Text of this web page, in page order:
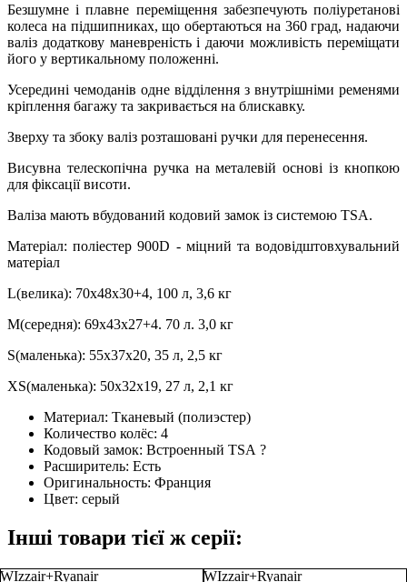
Безшумне і плавне переміщення забезпечують поліуретанові
колеса на підшипниках, що обертаються на 360 град, надаючи
валіз додаткову маневреність і даючи можливість переміщати
його у вертикальному положенні.
Усередині чемоданів одне відділення з внутрішніми ременями
кріплення багажу та закривається на блискавку.
Зверху та збоку валіз розташовані ручки для перенесення.
Висувна телескопічна ручка на металевій основі із кнопкою
для фіксації висоти.
Валіза мають вбудований кодовий замок із системою TSA.
Матеріал: поліестер 900D - міцний та водовідштовхувальний
матеріал
L(велика): 70х48х30+4, 100 л, 3,6 кг
M(середня): 69х43х27+4. 70 л. 3,0 кг
S(маленька): 55х37х20, 35 л, 2,5 кг
XS(маленька): 50х32х19, 27 л, 2,1 кг
Материал: Тканевый (полиэстер)
Количество колёс: 4
Кодовый замок: Встроенный TSA ?
Расширитель: Есть
Оригинальность: Франция
Цвет: серый
Інші товари тієї ж серії:
WIzzair+Ryanair WIzzair+Ryanair